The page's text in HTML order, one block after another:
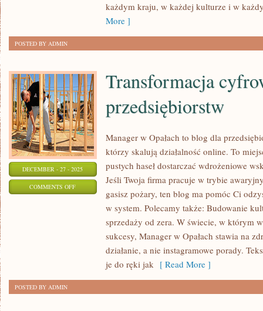
GRUNGE’OWYkażdym kraju, w każdej kulturze i w
More ]
POSTED BY ADMIN
DECEMBER - 27 - 2025
COMMENTS OFFON
TRANSFORMACJA
Transformacja
przedsiębiorstw
Manager w Opałach to blog dla
którzy skalują działalność online. To
pustych haseł dostarczać wdrożeniowe
Jeśli Twoja firma pracuje w trybie
gasisz pożary, ten blog ma pomóc Ci
w system. Polecamy także: Budowanie
sprzedaży od zera. W świecie, w którym
sukcesy, Manager w Opałach stawia na
działanie, a nie instagramowe porady.
je do ręki jak [ Read More ]
POSTED BY ADMIN